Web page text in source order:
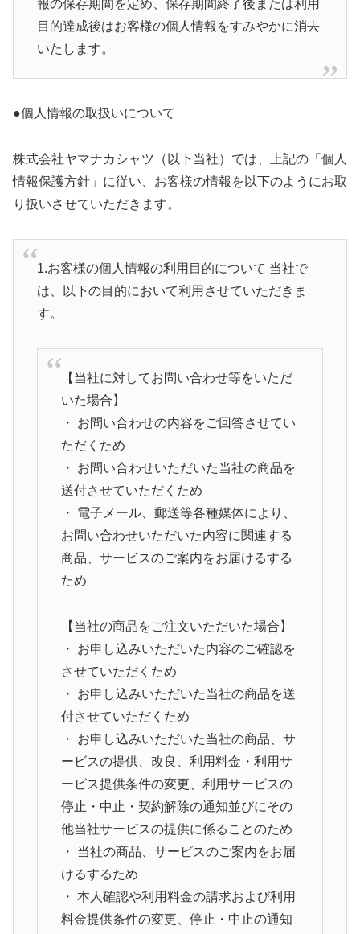
報の保存期間を定め、保存期間終了後または利用
目的達成後はお客様の個人情報をすみやかに消去
いたします。
●個人情報の取扱いについて
株式会社ヤマナカシャツ（以下当社）では、上記の「個人
情報保護方針」に従い、お客様の情報を以下のようにお取
り扱いさせていただきます。
1.お客様の個人情報の利用目的について 当社で
は、以下の目的において利用させていただきま
す。
【当社に対してお問い合わせ等をいただ
いた場合】
・ お問い合わせの内容をご回答させてい
ただくため
・ お問い合わせいただいた当社の商品を
送付させていただくため
・ 電子メール、郵送等各種媒体により、
お問い合わせいただいた内容に関連する
商品、サービスのご案内をお届けるする
ため
【当社の商品をご注文いただいた場合】
・ お申し込みいただいた内容のご確認を
させていただくため
・ お申し込みいただいた当社の商品を送
付させていただくため
・ お申し込みいただいた当社の商品、サ
ービスの提供、改良、利用料金・利用サ
ービス提供条件の変更、利用サービスの
停止・中止・契約解除の通知並びにその
他当社サービスの提供に係ることのため
・ 当社の商品、サービスのご案内をお届
けるするため
・ 本人確認や利用料金の請求および利用
料金提供条件の変更、停止・中止の通知